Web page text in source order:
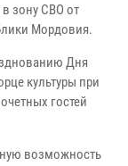
зону СВО от
Мордовия.
Дня
культуры при
гостей
возможность